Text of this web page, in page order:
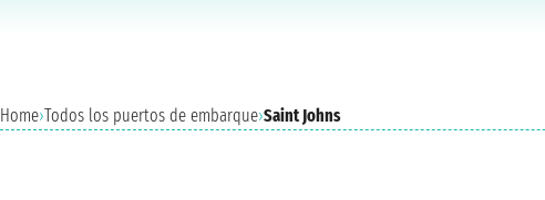
Home›Todos los puertos de embarque›Saint Johns